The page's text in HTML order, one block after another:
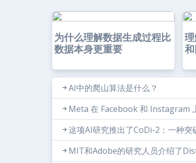
为什么理解数据生成过程比
数据本身更重要
AI中的爬山算法是什么？
Meta 在 Facebook 和 Instagram
这项AI研究推出了CoDi-2：一种突
MIT和Adobe的研究人员介绍了